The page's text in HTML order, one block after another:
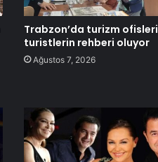
Trabzon’da turizm ofisleri
turistlerin rehberi oluyor
Ağustos 7, 2026